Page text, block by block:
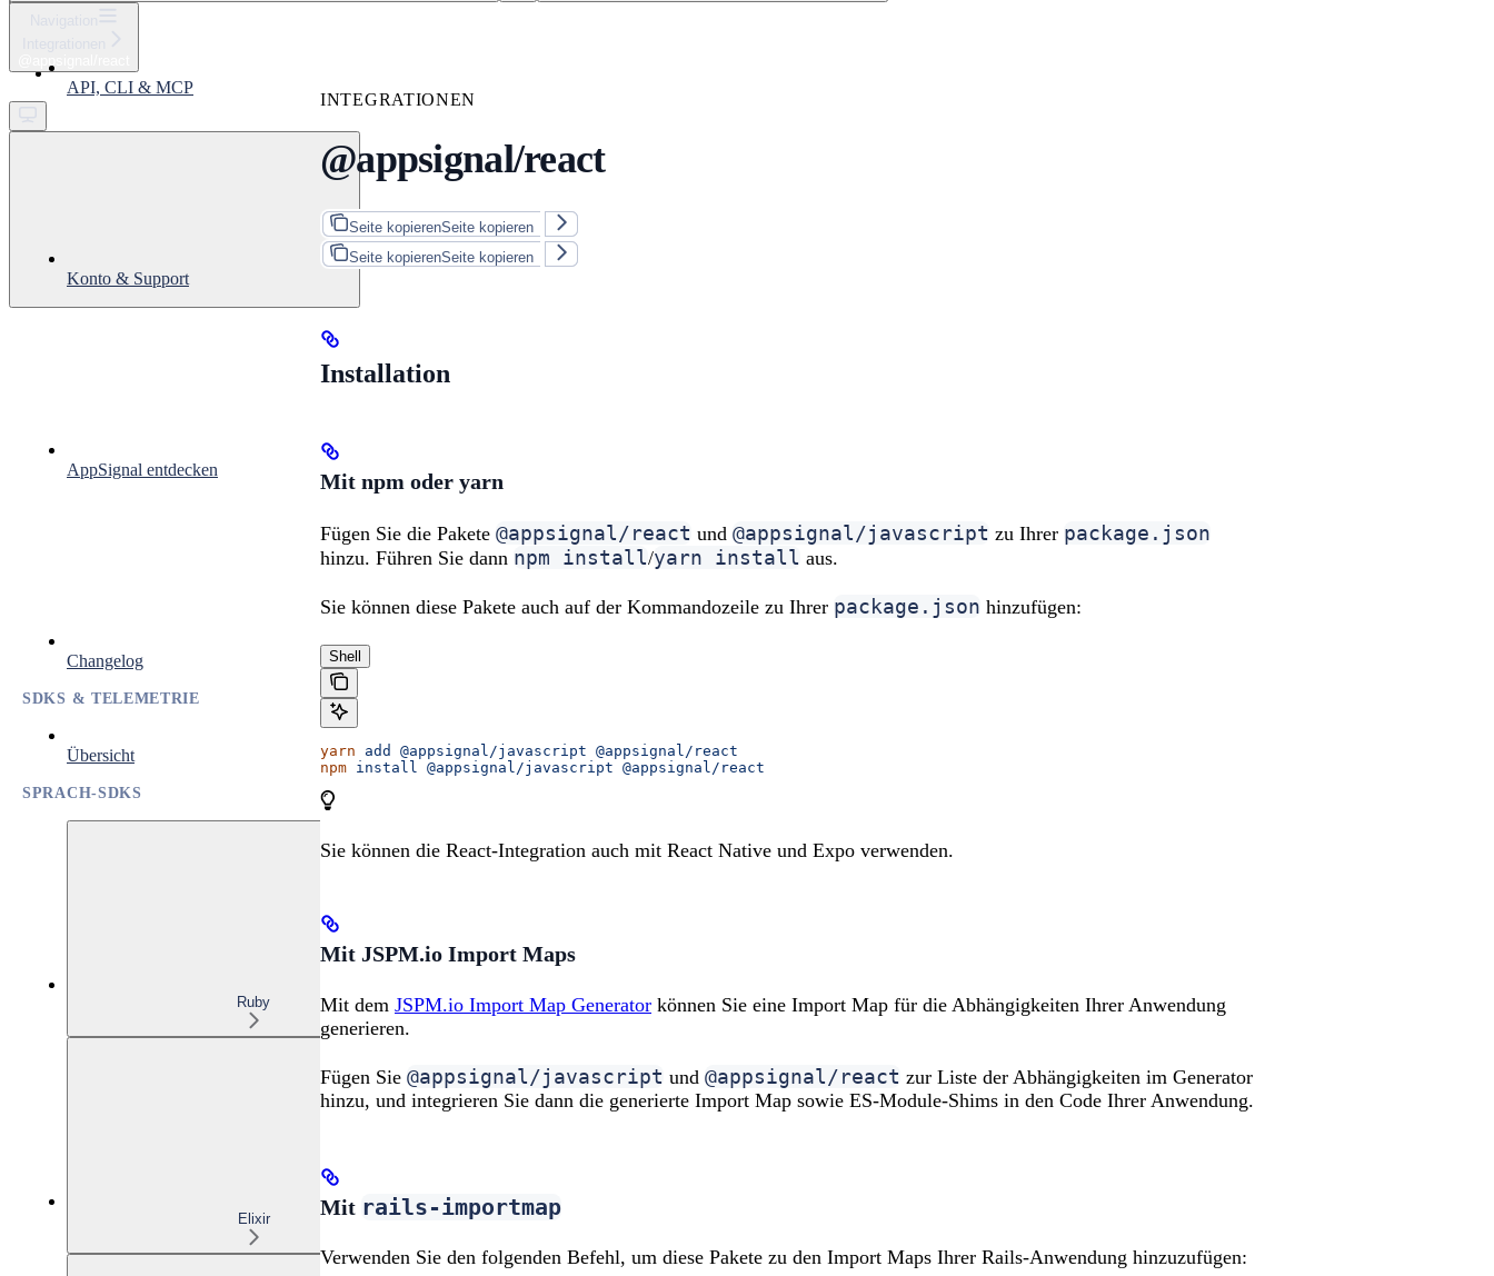
Get started
API, CLI & MCP
Konto & Support
AppSignal entdecken
Changelog
SDKS & TELEMETRIE
Übersicht
SPRACH-SDKS
Ruby
Elixir
INTEGRATIONEN
@appsignal/react
Seite kopierenSeite kopieren
Seite kopierenSeite kopieren
Installation
Mit npm oder yarn
Fügen Sie die Pakete @appsignal/react und @appsignal/javascript zu Ihrer package.json
hinzu. Führen Sie dann npm install/yarn install aus.
Sie können diese Pakete auch auf der Kommandozeile zu Ihrer package.json hinzufügen:
Shell
yarn add @appsignal/javascript @appsignal/react
npm install @appsignal/javascript @appsignal/react
Sie können die React-Integration auch mit React Native und Expo verwenden.
Mit JSPM.io Import Maps
Mit dem JSPM.io Import Map Generator können Sie eine Import Map für die Abhängigkeiten Ihrer Anwendung
generieren.
Fügen Sie @appsignal/javascript und @appsignal/react zur Liste der Abhängigkeiten im Generator
hinzu, und integrieren Sie dann die generierte Import Map sowie ES-Module-Shims in den Code Ihrer Anwendung.
Mit rails-importmap
Verwenden Sie den folgenden Befehl, um diese Pakete zu den Import Maps Ihrer Rails-Anwendung hinzuzufügen: